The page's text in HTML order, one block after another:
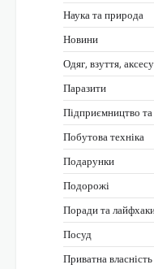
Наука та природа
Новини
Одяг, взуття,
Паразити
Підприємництво та
Побутова техніка
Подарунки
Подорожі
Поради та
Посуд
Приватна власність